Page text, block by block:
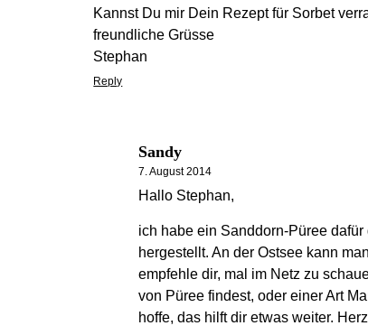
Kannst Du mir Dein Rezept für Sorbet
freundliche Grüsse
Stephan
Reply
Sandy
7. August 2014
Hallo Stephan,
ich habe ein Sanddorn-Püree
hergestellt. An der Ostsee kann
empfehle dir, mal im Netz zu
von Püree findest, oder einer Art
hoffe, das hilft dir etwas weiter.